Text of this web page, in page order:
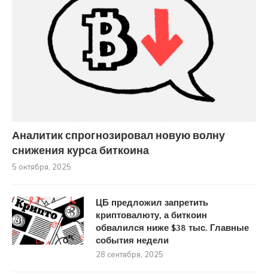
Аналитик спрогнозировал новую волну
снижения курса биткоина
5 октября, 2025
ЦБ предложил запретить
криптовалюту, а биткоин
обвалился ниже $38 тыс. Главные
события недели
28 сентября, 2025